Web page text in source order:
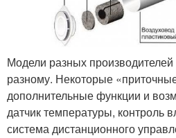
Модели разных производителей
разному. Некоторые
дополнительные функции и
датчик температуры, контроль
система дистанционного